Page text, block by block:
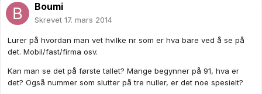
Boumi
Skrevet 17. mars 2014
Lurer på hvordan man vet hvilke nr som er hva bare ved å se på
det. Mobil/fast/firma osv.
Kan man se det på første tallet? Mange begynner på 91, hva er
det? Også nummer som slutter på tre nuller, er det noe spesielt?